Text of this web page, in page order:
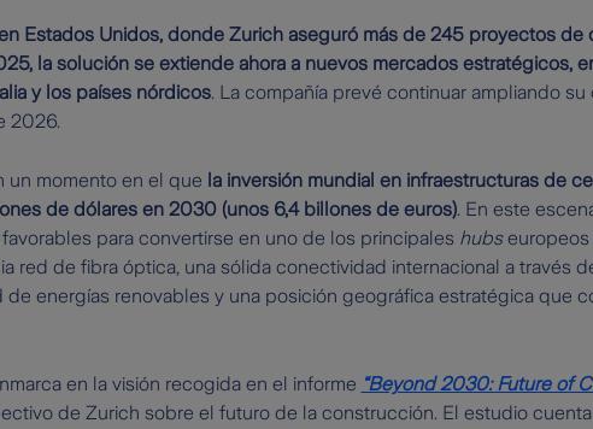
Estados Unidos, donde Zurich aseguró más de 245 proyectos de
la solución se extiende ahora a nuevos mercados estratégicos,
y los países nórdicos. La compañía prevé continuar ampliando
2026.
un momento en el que la inversión mundial en infraestructuras de
de dólares en 2030 (unos 6,4 billones de euros). En este
para convertirse en uno de los principales hubseuropeos
red de fibra óptica, una sólida conectividad internacional a través
energías renovables y una posición geográfica estratégica que
en la visión recogida en el informe “Beyond 2030: Future of
de Zurich sobre el futuro de la construcción. El estudio